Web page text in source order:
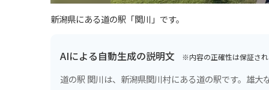
新潟県にある道の駅「関川」です。
AIによる自動生成の説明文 ※内容の正確性は保証さ
道の駅 関川は、新潟県関川村にある道の駅です。雄